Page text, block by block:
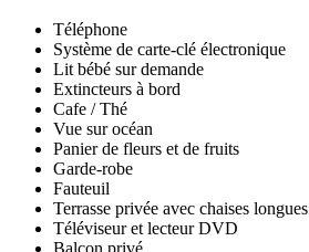
Téléphone
Système de carte-clé électronique
Lit bébé sur demande
Extincteurs à bord
Cafe / Thé
Vue sur océan
Panier de fleurs et de fruits
Garde-robe
Fauteuil
Terrasse privée avec chaises longues
Téléviseur et lecteur DVD
Balcon privé